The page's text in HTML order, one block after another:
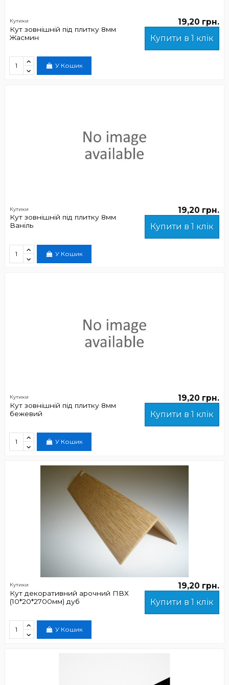
Кутики
Кут зовнішній під плитку 8мм
Жасмин
19,20 грн.
Купити в 1 клік
У Кошик
Кутики
Кут зовнішній під плитку 8мм
Ваніль
19,20 грн.
Купити в 1 клік
У Кошик
Кутики
Кут зовнішній під плитку 8мм
бежевий
19,20 грн.
Купити в 1 клік
У Кошик
Кутики
Кут декоративний арочний ПВХ
(10*20*2700мм) дуб
19,20 грн.
Купити в 1 клік
У Кошик